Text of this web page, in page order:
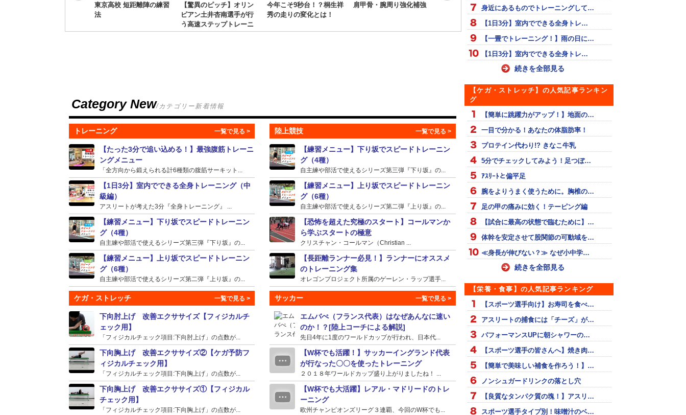
東京高校 短距離陣の練習
法
【驚異のピッチ】オリン
ピアン土井杏南選手が行
う高速ステップトレーニ
ング
今年こそ9秒台！？桐生祥
秀の走りの変化とは！
肩甲骨・腕周り強化補強 山縣選手 コーナーSD解説
全身を上手く使って前へ
進もう！【バウンディン
グ】
Category New/カテゴリー新着情報
トレーニング
【たった3分で追い込める！】最強腹筋トレーニ
ングメニュー
「全方向から鍛えられる計6種類の腹筋サーキット...
【1日3分】室内でできる全身トレーニング（中
級編）
アスリートが考えた3分『全身トレーニング』 ...
【練習メニュー】下り坂でスピードトレーニン
グ（4種）
自主練や部活で使えるシリーズ第三弾『下り坂』の...
【練習メニュー】上り坂でスピードトレーニン
グ（6種）
自主練や部活で使えるシリーズ第二弾『上り坂』の...
陸上競技
【練習メニュー】下り坂でスピードトレーニン
グ（4種）
自主練や部活で使えるシリーズ第三弾『下り坂』の...
【練習メニュー】上り坂でスピードトレーニン
グ（6種）
自主練や部活で使えるシリーズ第二弾『上り坂』の...
【恐怖を超えた究極のスタート】コールマンか
ら学ぶスタートの極意
クリスチャン・コールマン（Christian ...
【長距離ランナー必見！】ランナーにオススメ
のトレーニング集
オレゴンプロジェクト所属のゲーレン・ラップ選手...
ケガ・ストレッチ
下向肘上げ 改善エクササイズ【フィジカルチ
ェック用】
「フィジカルチェック項目:下向肘上げ」の点数が...
下向胸上げ 改善エクササイズ②【ケガ予防フ
ィジカルチェック用】
「フィジカルチェック項目:下向胸上げ」の点数が...
下向胸上げ 改善エクササイズ①【フィジカル
チェック用】
「フィジカルチェック項目:下向胸上げ」の点数が...
サッカー
エムバぺ（フランス代表）はなぜあんなに速い
のか！？[陸上コーチによる解説]
先日4年に1度のワールドカップが行われ、日本代...
【W杯でも活躍！】サッカーイングランド代表
が行なった〇〇を使ったトレーニング
２０１８年ワールドカップ盛り上がりましたね！ ...
【W杯でも大活躍】レアル・マドリードのトレ
ーニング
欧州チャンピオンズリーグ３連覇、今回のW杯でも...
身近にあるものでトレーニングして…
【1日3分】室内でできる全身トレ…
【一畳でトレーニング！】雨の日に…
【1日3分】室内でできる全身トレ…
続きを全部見る
【ケガ・ストレッチ】の人気記事ランキン
グ
【簡単に跳躍力がアップ！】地面の…
一目で分かる！あなたの体脂肪率！
プロテイン代わり!? きなこ牛乳
5分でチェックしてみよう！足つぼ…
ｱｽﾘｰﾄと偏平足
腕をよりうまく使うために。胸椎の…
足の甲の痛みに効く！テーピング編
【試合に最高の状態で臨むために】…
体幹を安定させて股関節の可動域を…
≪身長が伸びない？≫ なぜ小中学…
続きを全部見る
【栄養・食事】の人気記事ランキング
【スポーツ選手向け】お寿司を食べ…
アスリートの捕食には「チーズ」が…
パフォーマンスUPに朝シャワーの…
【スポーツ選手の皆さんへ】焼き肉…
【簡単で美味しい補食を作ろう！】…
ノンシュガードリンクの落とし穴
【良質なタンパク質の塊！】アスリ…
スポーツ選手タイプ別！味噌汁のベ…